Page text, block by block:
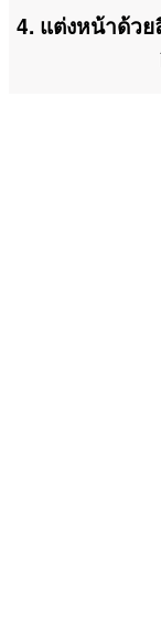
4. แต่งหน้าด้ว